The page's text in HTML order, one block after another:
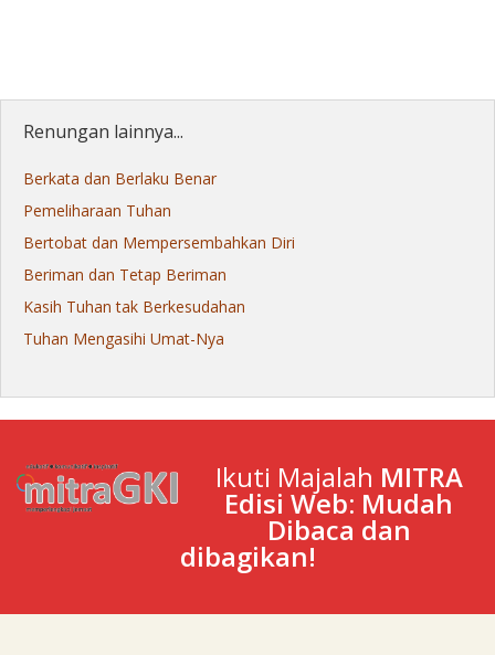
Renungan lainnya...
Berkata dan Berlaku Benar
Pemeliharaan Tuhan
Bertobat dan Mempersembahkan Diri
Beriman dan Tetap Beriman
Kasih Tuhan tak Berkesudahan
Tuhan Mengasihi Umat-Nya
Ikuti Majalah MITRA
Edisi Web: Mudah
Dibaca dan
dibagikan!